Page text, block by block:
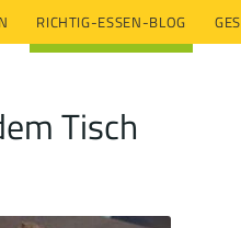
RICHTIG-ESSEN-BLOG
Tisch